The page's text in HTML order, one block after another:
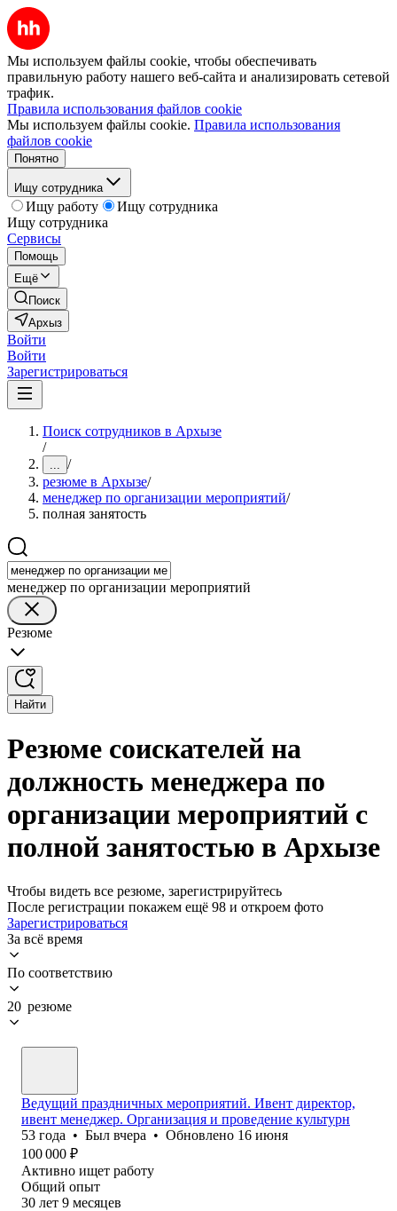
Мы используем файлы cookie, чтобы обеспечивать
правильную работу нашего веб-сайта и анализировать сетевой
трафик.
Правила использования файлов cookie
Мы используем файлы cookie. Правила использования
файлов cookie
Понятно
Ищу сотрудника
Ищу работу
Ищу сотрудника
Ищу сотрудника
Сервисы
Помощь
Ещё
Поиск
Архыз
Войти
Войти
Зарегистрироваться
Поиск сотрудников в Архызе
/
... /
резюме в Архызе/
менеджер по организации мероприятий/
полная занятость
менеджер по организации мероприятий
Резюме
Найти
Резюме соискателей на
должность менеджера по
организации мероприятий с
полной занятостью в Архызе
Чтобы видеть все резюме, зарегистрируйтесь
После регистрации покажем ещё 98 и откроем фото
Зарегистрироваться
За всё время
По соответствию
20 резюме
Ведущий праздничных мероприятий. Ивент директор,
ивент менеджер. Организация и проведение культурн
53 года • Был вчера • Обновлено 16 июня
100 000 ₽
Активно ищет работу
Общий опыт
30 лет 9 месяцев